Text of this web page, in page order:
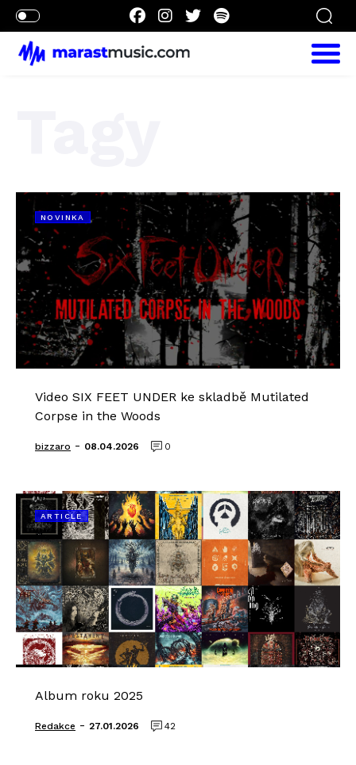
NOVINKA
Video SIX FEET UNDER ke skladbě Mutilated
Corpse in the Woods
bizzaro - 08.04.2026 0
ARTICLE
Album roku 2025
Redakce - 27.01.2026 42